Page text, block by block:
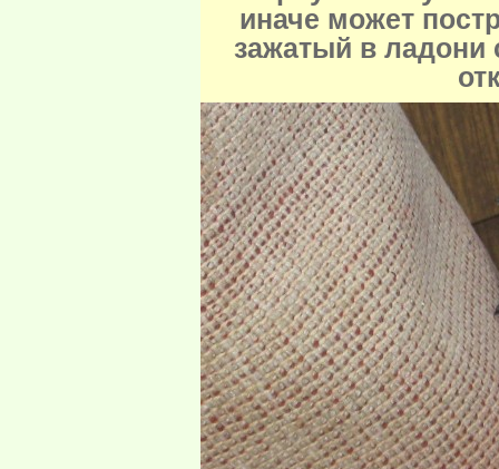
иначе может
зажатый в ладони